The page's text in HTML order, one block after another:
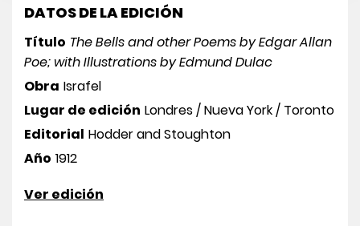
DATOS DE LA EDICIÓN
Título The Bells and other Poems by Edgar Allan
Poe; with Illustrations by Edmund Dulac
Obra Israfel
Lugar de edición Londres / Nueva York / Toronto
Editorial Hodder and Stoughton
Año 1912
Ver edición